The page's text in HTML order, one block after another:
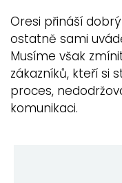
Oresi přináší
ostatně sami
Musíme však
zákazníků, kteří si
proces,
komunikaci.